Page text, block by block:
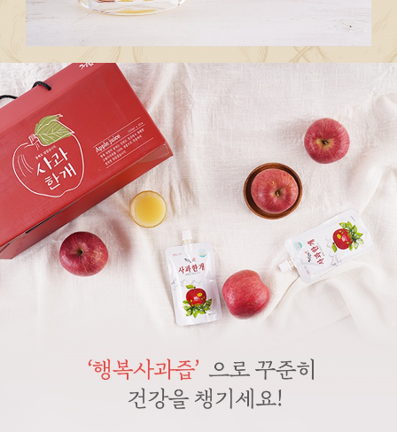
페이코 라이
구매